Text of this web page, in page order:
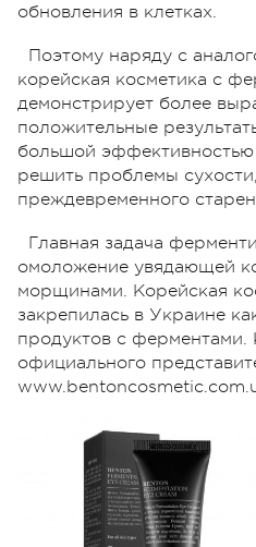
обновления в клетках.
Поэтому наряду с
корейская косметика с
демонстрирует более
положительные
большой
решить проблемы
преждевременного
Главная задача
омоложение увядающей
морщинами. Корейская
закрепилась в Украине
продуктов с ферментами.
официального